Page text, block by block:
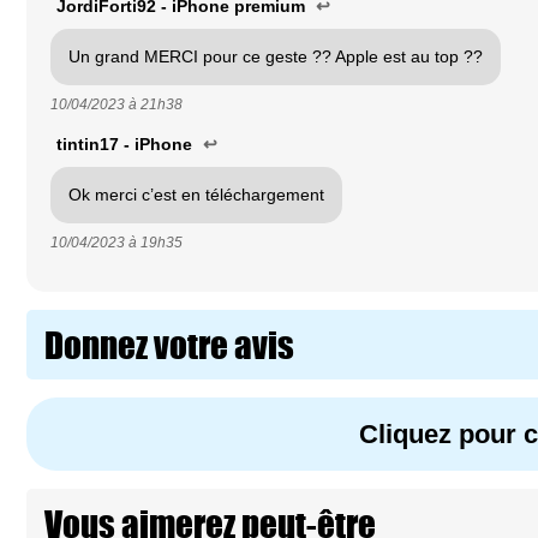
JordiForti92 - iPhone premium ↩
Un grand MERCI pour ce geste ?? Apple est au top ??
10/04/2023 à 21h38
tintin17 - iPhone ↩
Ok merci c’est en téléchargement
10/04/2023 à 19h35
Donnez votre avis
Cliquez pour
Vous aimerez peut-être